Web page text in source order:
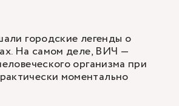
городские легенды о
На самом деле, ВИЧ —
организма при
моментально